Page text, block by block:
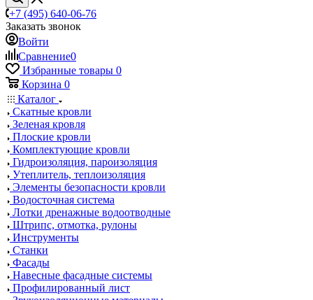
+7 (495) 640-06-76
Заказать звонок
Войти
Сравнение0
Избранные товары 0
Корзина 0
Каталог
Скатные кровли
Зеленая кровля
Плоские кровли
Комплектующие кровли
Гидроизоляция, пароизоляция
Утеплитель, теплоизоляция
Элементы безопасности кровли
Водосточная система
Лотки дренажные водоотводные
Штрипс, отмотка, рулоны
Инструменты
Станки
Фасады
Навесные фасадные системы
Профилированный лист